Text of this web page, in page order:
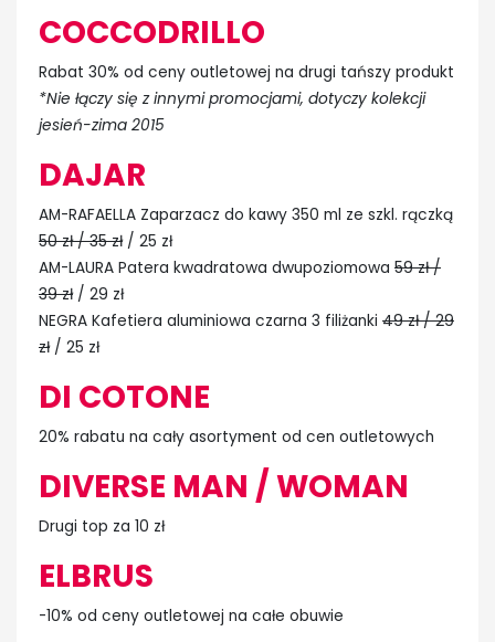
COCCODRILLO
Rabat 30% od ceny outletowej na drugi tańszy produkt
*Nie łączy się z innymi promocjami, dotyczy kolekcji
jesień-zima 2015
DAJAR
AM-RAFAELLA Zaparzacz do kawy 350 ml ze szkl. rączką
50 zł / 35 zł/ 25 zł
AM-LAURA Patera kwadratowa dwupoziomowa 59 zł /
39 zł/ 29 zł
NEGRA Kafetiera aluminiowa czarna 3 filiżanki 49 zł / 29
zł/ 25 zł
DI COTONE
20% rabatu na cały asortyment od cen outletowych
DIVERSE MAN / WOMAN
Drugi top za 10 zł
ELBRUS
-10% od ceny outletowej na całe obuwie